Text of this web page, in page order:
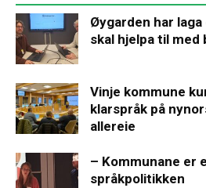
Øygarden har
skal hjelpa til
Vinje kommune
klarspråk på
allereie
– Kommunane er
språkpolitikken